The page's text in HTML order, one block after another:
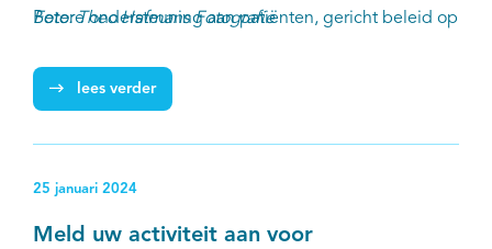
Betere ondersteuning aan patiënten, gericht beleid op
meer en uitgebreider onderzoek zijn daarom
noodzaak, aldus IKNL-onderzoeker Eline de Heus, die
verdedigde aan de Radboud Universiteit in
Nijmegen.
Foto: Theo Hafmans Fotografie
lees verder
25 januari 2024
Meld uw activiteit aan voor